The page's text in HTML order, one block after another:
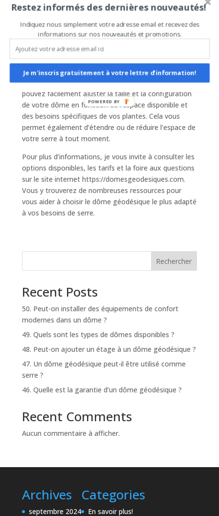
Il est possible d’utiliser une variété de matériaux pour
couvrir le dôme, en fonction des besoins spécifiques
de votre serre. Par exemple, des plaques de
polycarbonate peuvent fournir une excellente clarté
tout en offrant une isolation thermique efficace.
### Modularité
Les dômes géodésiques sont très modulables. Vous
pouvez facilement ajuster la taille et la configuration
de votre dôme en fonction de l’espace disponible et
des besoins spécifiques de vos plantes. Cela vous
permet également d’étendre ou de réduire l’espace de
votre serre à tout moment.
Pour plus d’informations, je vous invite à consulter les
options disponibles, les tarifs et la foire aux questions
sur le site internet https://domesgeodesiques.com.
Vous y trouverez de nombreuses ressources pour
vous aider à choisir le dôme géodésique le plus adapté
à vos besoins de serre.
Rechercher
Recent Posts
50. Peut-on installer des équipements de confort
modernes dans un dôme ?
49. Quels sont les types de dômes disponibles ?
48. Peut-on ajouter un étage à un dôme géodésique ?
47. Un dôme géodésique peut-il être utilisé comme
serre ?
46. Quelle est la garantie d’un dôme géodésique ?
Recent Comments
Aucun commentaire à afficher.
Archives
septembre 2024
Categories
En savoir plus!
Restez informés des dernières nouveautés!
Indiquez nous simplement votre adresse email et recevez des
informations sur nos nouveautés et promotions.
Je m'inscris gratuitement à votre lettre d'information!
POWERED